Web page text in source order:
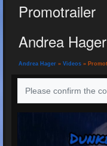
Promotrailer
Andrea
Andrea Hager » Videos »
Please confirm the